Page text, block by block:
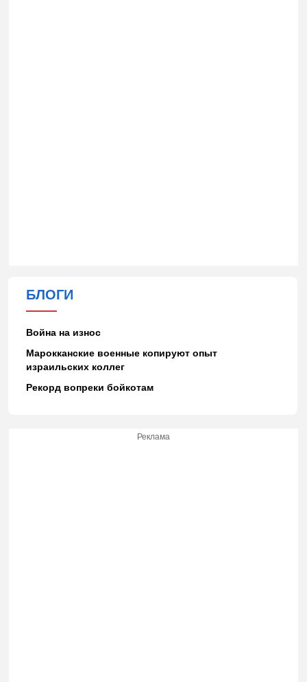
БЛОГИ
Война на износ
Марокканские военные копируют опыт
израильских коллег
Рекорд вопреки бойкотам
Реклама